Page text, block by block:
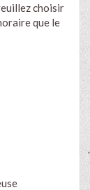
choisir
que le